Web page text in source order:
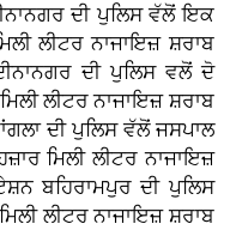
ਦੀ ਪੁਲਿਸ ਵੱਲੋਂ ਇਕ
ਲੀਟਰ ਨਾਜਾਇਜ਼ ਸ਼ਰਾਬ
ਦੀ ਪੁਲਿਸ ਵਲੋਂ ਦੋ
ਲੀਟਰ ਨਾਜਾਇਜ਼ ਸ਼ਰਾਬ
ਦੀ ਪੁਲਿਸ ਵੱਲੋਂ ਜਸਪਾਲ
ਮਿਲੀ ਲੀਟਰ ਨਾਜਾਇਜ਼
ਬਹਿਰਾਮਪੁਰ ਦੀ ਪੁਲਿਸ
ਲੀਟਰ ਨਾਜਾਇਜ਼ ਸ਼ਰਾਬ